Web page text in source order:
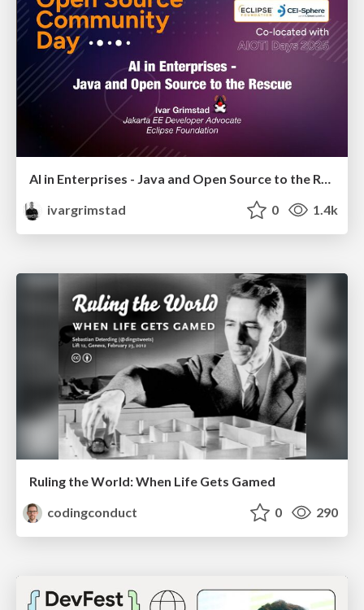
AI in Enterprises - Java and Open Source to the Rescue
ivargrimstad
0 1.4k
Ruling the World: When Life Gets Gamed
codingconduct
0 290